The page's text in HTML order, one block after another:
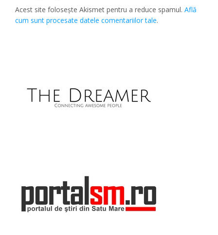
Acest site folosește Akismet pentru a reduce spamul.Află
cum sunt procesate datele comentariilor tale.